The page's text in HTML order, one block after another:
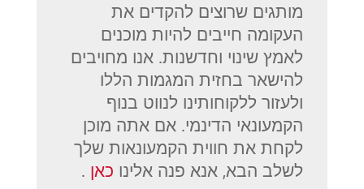
מותגים שרוצים להקדים את
העקומה חייבים להיות מוכנים
לאמץ שינוי וחדשנות. אנו מחויבים
להישאר בחזית המגמות הללו
ולעזור ללקוחותינו לנווט בנוף
הקמעונאי הדינמי. אם אתה מוכן
לקחת את חווית הקמעונאות שלך
לשלב הבא, אנא פנה אלינו כאן .